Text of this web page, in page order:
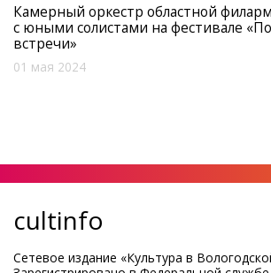
Камерный оркестр областной
с юными солистами на фестивале
встречи»
01 мая 2024
cultinfo
Сетевое издание «Культура в